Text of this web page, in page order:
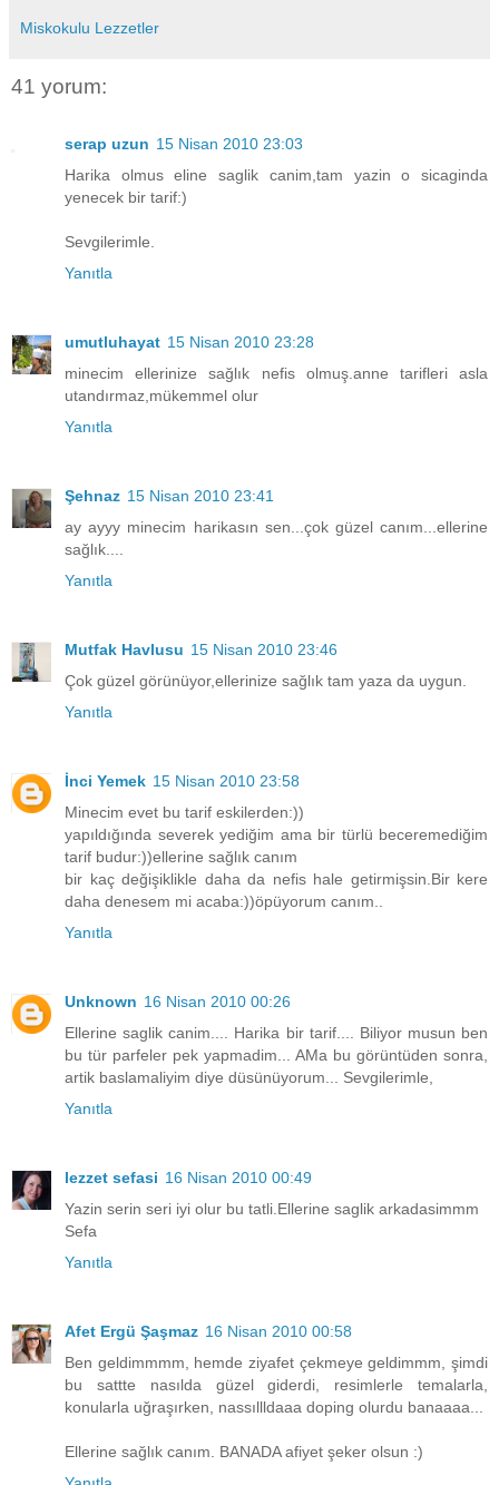
Miskokulu Lezzetler
41 yorum:
serap uzun 15 Nisan 2010 23:03
Harika olmus eline saglik canim,tam yazin o sicaginda
yenecek bir tarif:)
Sevgilerimle.
Yanıtla
umutluhayat 15 Nisan 2010 23:28
minecim ellerinize sağlık nefis olmuş.anne tarifleri asla
utandırmaz,mükemmel olur
Yanıtla
Şehnaz 15 Nisan 2010 23:41
ay ayyy minecim harikasın sen...çok güzel canım...ellerine
sağlık....
Yanıtla
Mutfak Havlusu 15 Nisan 2010 23:46
Çok güzel görünüyor,ellerinize sağlık tam yaza da uygun.
Yanıtla
İnci Yemek 15 Nisan 2010 23:58
Minecim evet bu tarif eskilerden:))
yapıldığında severek yediğim ama bir türlü beceremediğim
tarif budur:))ellerine sağlık canım
bir kaç değişiklikle daha da nefis hale getirmişsin.Bir kere
daha denesem mi acaba:))öpüyorum canım..
Yanıtla
Unknown 16 Nisan 2010 00:26
Ellerine saglik canim.... Harika bir tarif.... Biliyor musun ben
bu tür parfeler pek yapmadim... AMa bu görüntüden sonra,
artik baslamaliyim diye düsünüyorum... Sevgilerimle,
Yanıtla
lezzet sefasi 16 Nisan 2010 00:49
Yazin serin seri iyi olur bu tatli.Ellerine saglik arkadasimmm
Sefa
Yanıtla
Afet Ergü Şaşmaz 16 Nisan 2010 00:58
Ben geldimmmm, hemde ziyafet çekmeye geldimmm, şimdi
bu sattte nasılda güzel giderdi, resimlerle temalarla,
konularla uğraşırken, nassıllldaaa doping olurdu banaaaa...
Ellerine sağlık canım. BANADA afiyet şeker olsun :)